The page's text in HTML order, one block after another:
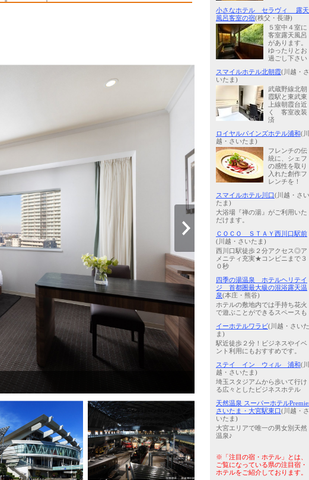
ロイヤルスイート：ダイニ
小さなホテル セラヴィ 露天
風呂客室の宿(秩父・長瀞)
５室中４室に
客室露天風呂
があります。
ゆったりとお
過ごし下さい
スマイルホテル北朝霞(川越・さ
いたま)
武蔵野線北朝
霞駅と東武東
上線朝霞台近
く 客室改装
済
ロイヤルパインズホテル浦和(川
越・さいたま)
フレンチの伝
統に、シェフ
の感性を取り
入れた創作フ
レンチを！
スマイルホテル川口 (川越・さい
たま)
大浴場『禅の湯』がご利用いた
だけます。
ＣＯＣＯ ＳＴＡＹ西川口駅前
(川越・さいたま)
西川口駅徒歩２分アクセス◎ア
メニティ充実★コンビニまで３
０秒
四季の湯温泉 ホテルヘリテイ
ジ 首都圏最大級の混浴露天温
泉(本庄・熊谷)
ホテルの敷地内では手持ち花火
で遊ぶことができるスペースも
イーホテルワラビ(川越・さいた
ま)
駅近徒歩２分！ビジネスやイベ
ント利用にもおすすめです。
ステイ イン ウィル 浦和(川
越・さいたま)
埼玉スタジアムから歩いて行け
る広々としたビジネスホテル
天然温泉 スーパーホテル
さいたま・大宮駅東口 (川越・さ
いたま)
大宮エリアで唯一の男女別天然
温泉♪
※「注目の宿・ホテル」とは、
ご覧になっている県の注目宿・
ホテルをご紹介しております。